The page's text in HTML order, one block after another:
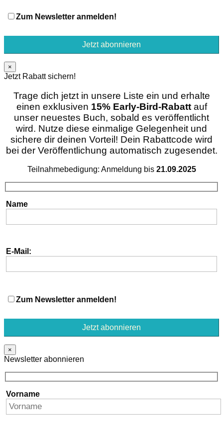
Zum Newsletter anmelden!
×
Jetzt Rabatt sichern!
Trage dich jetzt in unsere Liste ein und erhalte
einen exklusiven 15% Early-Bird-Rabattauf
unser neuestes Buch, sobald es veröffentlicht
wird. Nutze diese einmalige Gelegenheit und
sichere dir deinen Vorteil! Dein Rabattcode wird
bei der Veröffentlichung automatisch zugesendet.
Teilnahmebedigung: Anmeldung bis 21.09.2025
Name
E-Mail:
Zum Newsletter anmelden!
×
Newsletter abonnieren
Vorname